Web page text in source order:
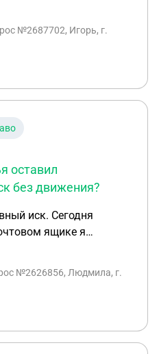
№2687702, Игорь, г.
оставил
без движения?
иск. Сегодня
ящике я
суда об
в срок до 31
в соответствии с треб.
126 КАС, так как
документы,
№2626856, Людмила, г.